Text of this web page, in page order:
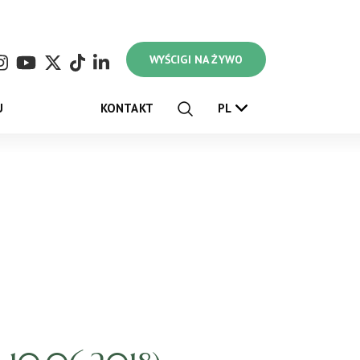
WYŚCIGI NA ŻYWO
KONTAKT PL